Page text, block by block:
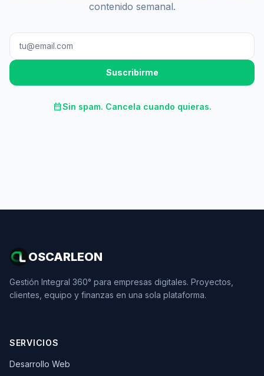
contenido semanal.
Suscribirme
calendar_monthSin spam. Cancela cuando quieras.
OSCARLEON
Gestión Integral 360° para empresas digitales. Proyectos,
clientes, equipo y finanzas en una sola plataforma.
SERVICIOS
Desarrollo Web